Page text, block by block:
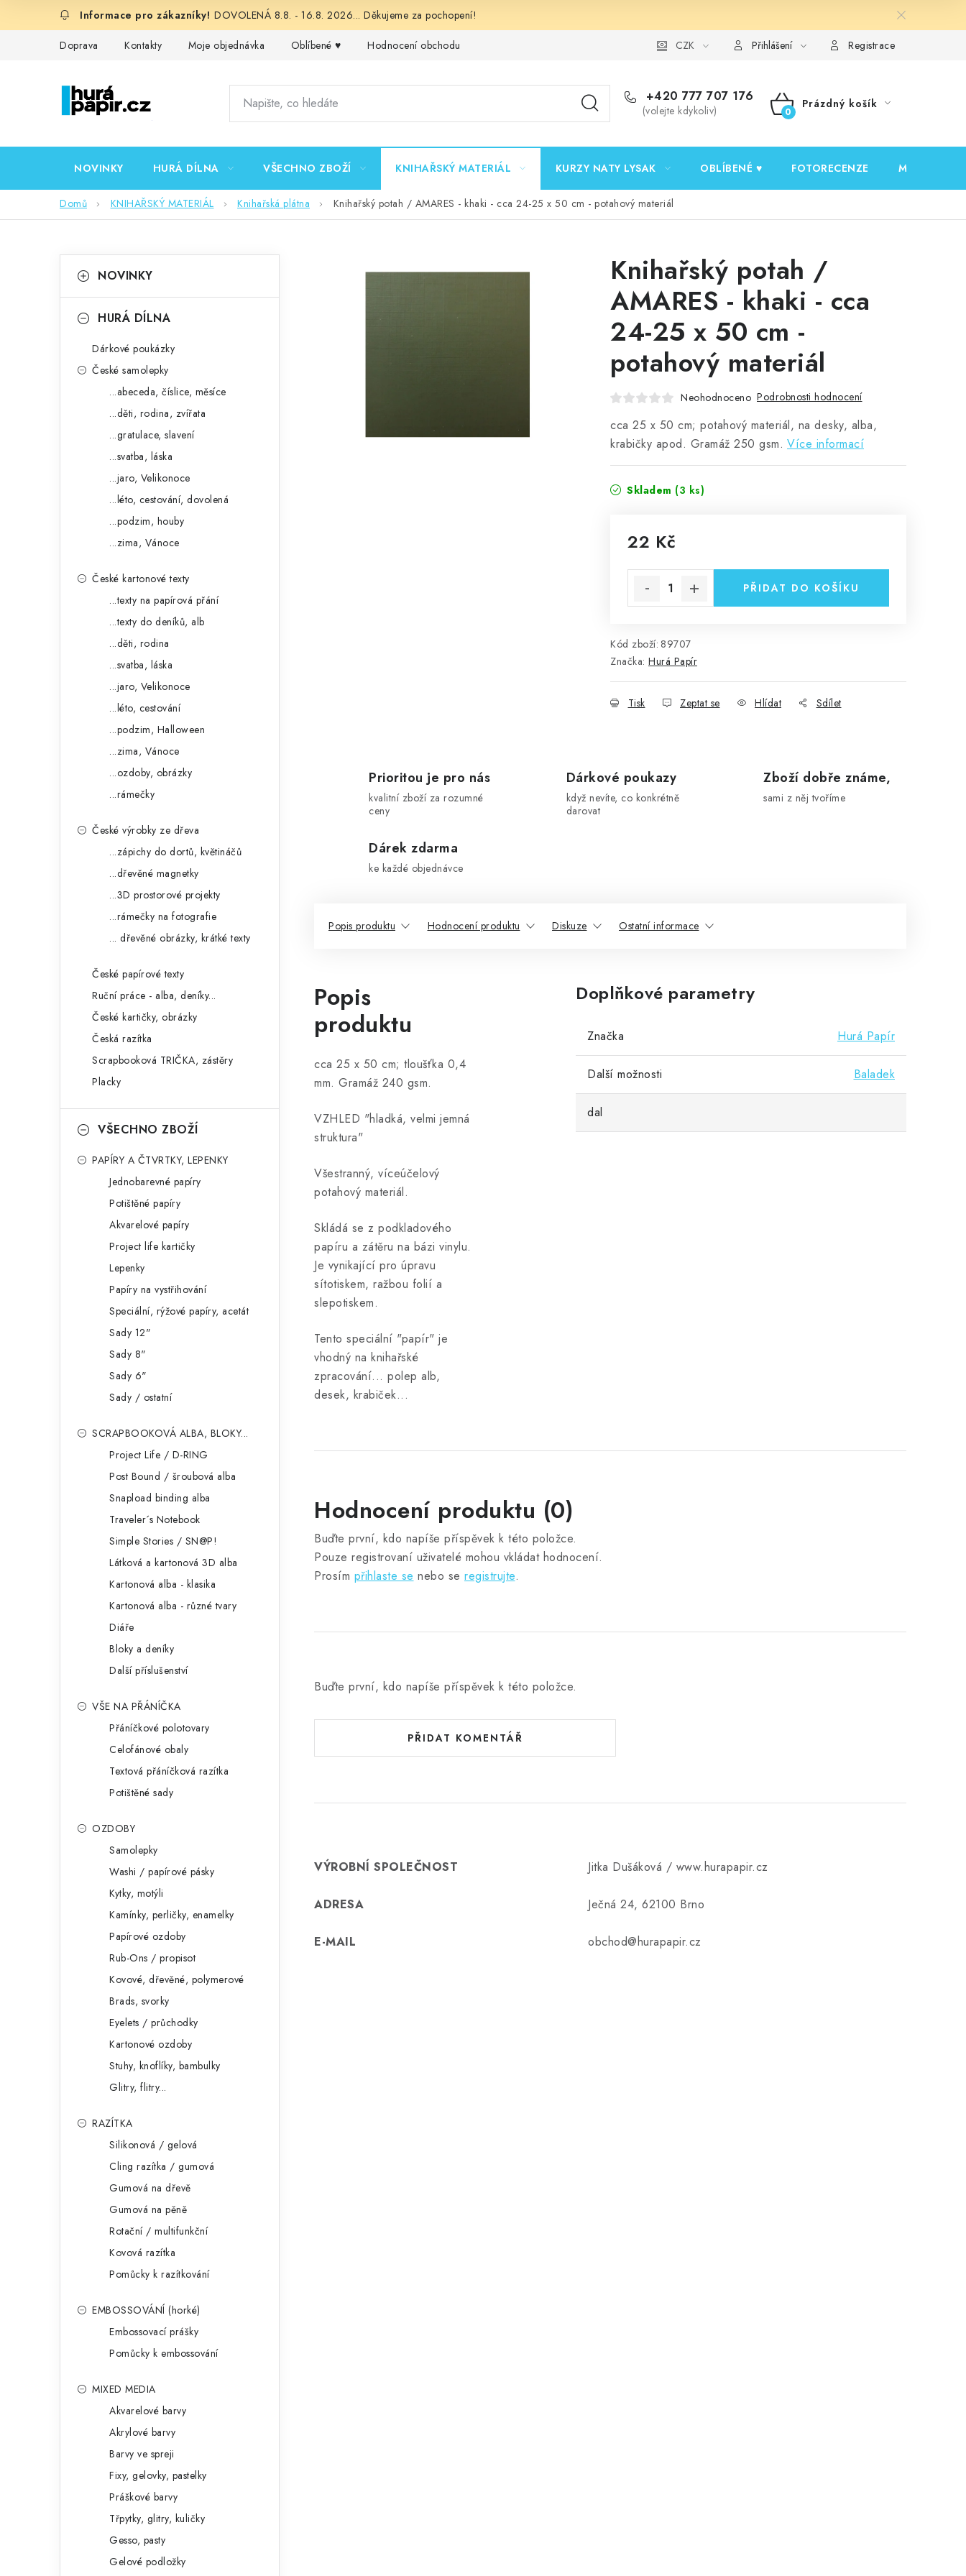
DOVOLENÁ 8.8. - 16.8. 2026... Děkujeme za pochopení!
Doprava Kontakty Moje objednávka Oblíbené ♥️ Hodnocení obchodu Podmínky ochrany osobních údajů Ověřování recenzí
CZK Přihlášení Registrace
+420 777 707 176
(volejte kdykoliv)
NÁKUPNÍ
Prázdný košík
NOVINKY HURÁ DÍLNA VŠECHNO ZBOŽÍ KNIHAŘSKÝ MATERIÁL KURZY NATY LYSAK OBLÍBENÉ ♥️ FOTORECENZE MOJE
Domů KNIHAŘSKÝ MATERIÁL Knihařská plátna Knihařský potah / AMARES - khaki - cca 24-25 x 50 cm - potahový materiál
okategorie
a
NOVINKY
HURÁ DÍLNA
Dárkové poukázky
České samolepky
...abeceda, číslice, měsíce
...děti, rodina, zvířata
...gratulace, slavení
...svatba, láska
...jaro, Velikonoce
...léto, cestování, dovolená
...podzim, houby
...zima, Vánoce
České kartonové texty
...texty na papírová přání
...texty do deníků, alb
...děti, rodina
...svatba, láska
...jaro, Velikonoce
...léto, cestování
...podzim, Halloween
...zima, Vánoce
...ozdoby, obrázky
...rámečky
České výrobky ze dřeva
...zápichy do dortů, květináčů
...dřevěné magnetky
...3D prostorové projekty
...rámečky na fotografie
... dřevěné obrázky, krátké texty
České papírové texty
Ruční práce - alba, deníky...
České kartičky, obrázky
Česká razítka
Scrapbooková TRIČKA, zástěry
Placky
VŠECHNO ZBOŽÍ
PAPÍRY A ČTVRTKY, LEPENKY
Jednobarevné papíry
Potištěné papíry
Akvarelové papíry
Project life kartičky
Lepenky
Papíry na vystřihování
Speciální, rýžové papíry, acetát
Sady 12"
Sady 8"
Sady 6"
Sady / ostatní
SCRAPBOOKOVÁ ALBA, BLOKY...
Project Life / D-RING
Post Bound / šroubová alba
Snapload binding alba
Traveler´s Notebook
Simple Stories / SN@P!
Látková a kartonová 3D alba
Kartonová alba - klasika
Kartonová alba - různé tvary
Diáře
Bloky a deníky
Další příslušenství
VŠE NA PŘÁNÍČKA
Přáníčkové polotovary
Celofánové obaly
Textová přáníčková razítka
Potištěné sady
OZDOBY
Samolepky
Washi / papírové pásky
Kytky, motýli
Kamínky, perličky, enamelky
Papírové ozdoby
Rub-Ons / propisot
Kovové, dřevěné, polymerové
Brads, svorky
Eyelets / průchodky
Kartonové ozdoby
Stuhy, knoflíky, bambulky
Glitry, flitry...
RAZÍTKA
Silikonová / gelová
Cling razítka / gumová
Gumová na dřevě
Gumová na pěně
Rotační / multifunkční
Kovová razítka
Pomůcky k razítkování
EMBOSSOVÁNÍ (horké)
Embossovací prášky
Pomůcky k embossování
MIXED MEDIA
Akvarelové barvy
Akrylové barvy
Barvy ve spreji
Fixy, gelovky, pastelky
Práškové barvy
Třpytky, glitry, kuličky
Gesso, pasty
Gelové podložky
Knihařský potah /
AMARES - khaki - cca
24-25 x 50 cm -
potahový materiál
Neohodnoceno Podrobnosti hodnocení
cca 25 x 50 cm; potahový materiál, na desky, alba,
krabičky apod. Gramáž 250 gsm. Více informací
Skladem (3 ks)
22 Kč
PŘIDAT DO KOŠÍKU
Kód zboží: 89707
Značka: Hurá Papír
Tisk Zeptat se Hlídat Sdílet
Prioritou je pro nás
kvalitní zboží za rozumné
ceny
Dárkové poukazy
když nevíte, co konkrétně
darovat
Zboží dobře známe,
sami z něj tvoříme
Dárek zdarma
ke každé objednávce
Popis produktu Hodnocení produktu Diskuze Ostatní informace
Popis
produktu
cca 25 x 50 cm; tloušťka 0,4
mm. Gramáž 240 gsm.
VZHLED "hladká, velmi jemná
struktura"
Všestranný, víceúčelový
potahový materiál.
Skládá se z podkladového
papíru a zátěru na bázi vinylu.
Je vynikající pro úpravu
sítotiskem, ražbou folií a
slepotiskem.
Tento speciální "papír" je
vhodný na knihařské
zpracování... polep alb,
desek, krabiček...
Doplňkové parametry
Značka Hurá Papír
Další možnosti Baladek
dal
Hodnocení produktu (0)
Buďte první, kdo napíše příspěvek k této položce.
Pouze registrovaní uživatelé mohou vkládat hodnocení.
Prosím přihlaste se nebo se registrujte.
Buďte první, kdo napíše příspěvek k této položce.
PŘIDAT KOMENTÁŘ
VÝROBNÍ SPOLEČNOST Jitka Dušáková / www.hurapapir.cz
ADRESA Ječná 24, 62100 Brno
E-MAIL obchod@hurapapir.cz